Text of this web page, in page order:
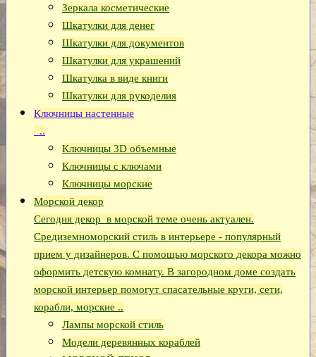
Зеркала косметические
Шкатулки для денег
Шкатулки для документов
Шкатулки для украшений
Шкатулка в виде книги
Шкатулки для рукоделия
Ключницы настенные
..
Ключницы 3D объемные
Ключницы с ключами
Ключницы морские
Морской декор
Сегодня декор в морской теме очень актуален.
Средиземноморский стиль в интерьере - популярный
прием у дизайнеров. С помощью морского декора можно
оформить детскую комнату. В загородном доме создать
морской интерьер помогут спасательные круги, сети,
корабли, морские ..
Лампы морской стиль
Модели деревянных кораблей